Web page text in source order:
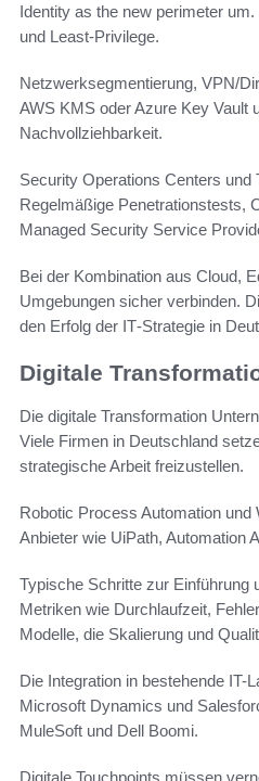
Identity as the new perimeter
und Least‑Privilege.
Netzwerksegmentierung, VPN/
AWS KMS oder Azure Key Vault
Nachvollziehbarkeit.
Security Operations Centers
Regelmäßige Penetrationstests,
Managed Security Service
Bei der Kombination aus Cloud,
Umgebungen sicher verbinden.
den Erfolg der IT‑Strategie in
Digitale
Die digitale Transformation
Viele Firmen in Deutschland
strategische Arbeit freizustellen.
Robotic Process Automation
Anbieter wie UiPath, Automation
Typische Schritte zur Einführung
Metriken wie Durchlaufzeit,
Modelle, die Skalierung und
Die Integration in bestehende
Microsoft Dynamics und
MuleSoft und Dell Boomi.